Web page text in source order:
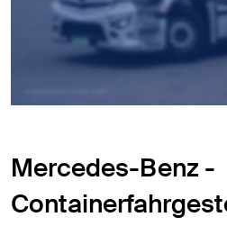
Mercedes-Benz -